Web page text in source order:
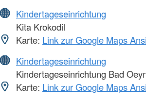
Kindertageseinrichtung
Kita Krokodil
Karte: Link zur Google Maps
Kindertageseinrichtung
Kindertageseinrichtung Bad
Karte: Link zur Google Maps